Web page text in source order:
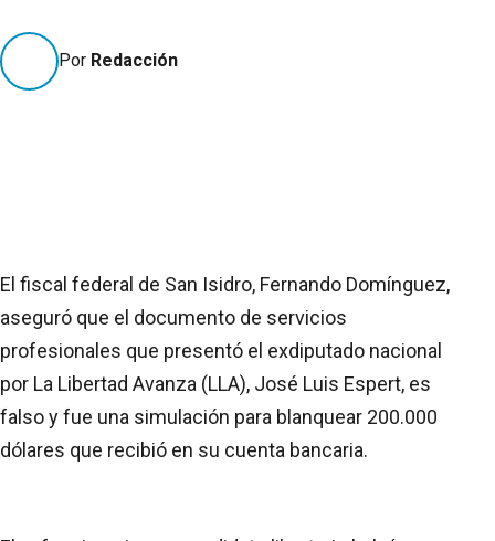
Por Redacción
El fiscal federal de San Isidro, Fernando Domínguez,
aseguró que el documento de servicios
profesionales que presentó el exdiputado nacional
por La Libertad Avanza (LLA), José Luis Espert, es
falso y fue una simulación para blanquear 200.000
dólares que recibió en su cuenta bancaria.